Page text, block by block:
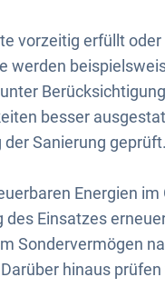
vorzeitig erfüllt
werden
besser
Sanierung geprüft.
Energien im
Einsatzes
Sondervermögen
hinaus